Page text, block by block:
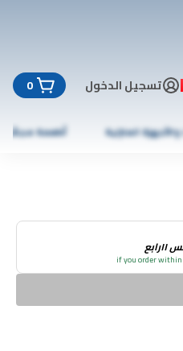
تسجيل الدخول 0
المنزلية أطعمة مجمّدة
if you order